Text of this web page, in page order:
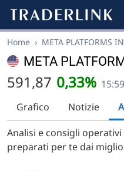
Home › META PLATFORMS
META
591,87 0,33%
Grafico
Notizie
Analisi e consigli operativi
preparati per te dai